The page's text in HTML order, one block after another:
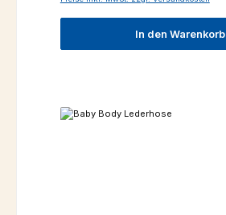
In den Warenkorb